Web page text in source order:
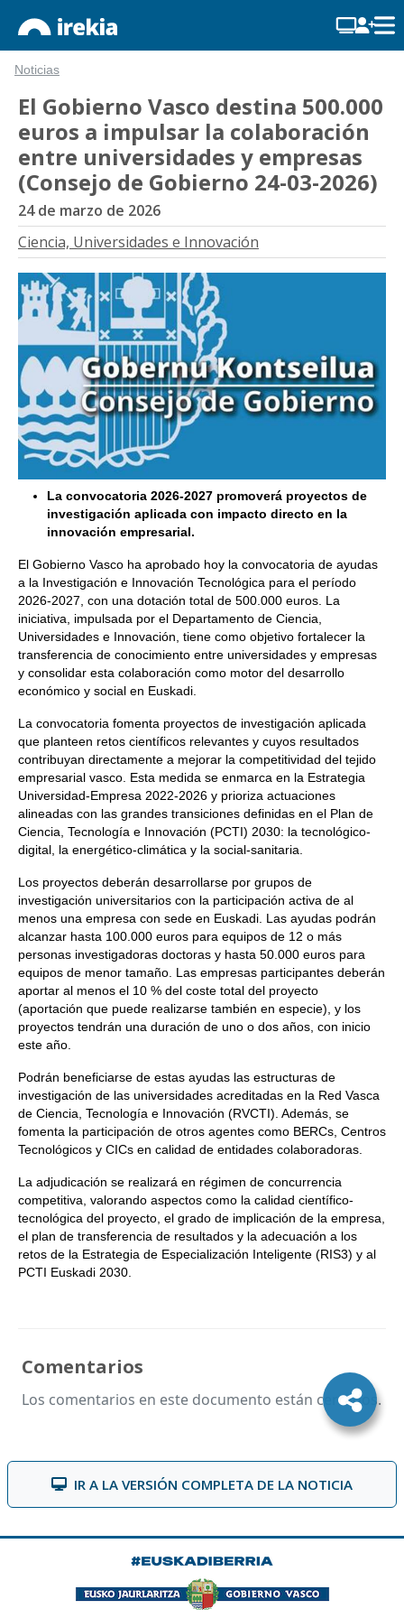
Noticias
El Gobierno Vasco destina 500.000
euros a impulsar la colaboración
entre universidades y empresas
(Consejo de Gobierno 24-03-2026)
24 de marzo de 2026
Ciencia, Universidades e Innovación
La convocatoria 2026-2027 promoverá proyectos de
investigación aplicada con impacto directo en la
innovación empresarial.
El Gobierno Vasco ha aprobado hoy la convocatoria de ayudas
a la Investigación e Innovación Tecnológica para el período
2026-2027, con una dotación total de 500.000 euros. La
iniciativa, impulsada por el Departamento de Ciencia,
Universidades e Innovación, tiene como objetivo fortalecer la
transferencia de conocimiento entre universidades y empresas
y consolidar esta colaboración como motor del desarrollo
económico y social en Euskadi.
La convocatoria fomenta proyectos de investigación aplicada
que planteen retos científicos relevantes y cuyos resultados
contribuyan directamente a mejorar la competitividad del tejido
empresarial vasco. Esta medida se enmarca en la Estrategia
Universidad-Empresa 2022-2026 y prioriza actuaciones
alineadas con las grandes transiciones definidas en el Plan de
Ciencia, Tecnología e Innovación (PCTI) 2030: la tecnológico-
digital, la energético-climática y la social-sanitaria.
Los proyectos deberán desarrollarse por grupos de
investigación universitarios con la participación activa de al
menos una empresa con sede en Euskadi. Las ayudas podrán
alcanzar hasta 100.000 euros para equipos de 12 o más
personas investigadoras doctoras y hasta 50.000 euros para
equipos de menor tamaño. Las empresas participantes deberán
aportar al menos el 10 % del coste total del proyecto
(aportación que puede realizarse también en especie), y los
proyectos tendrán una duración de uno o dos años, con inicio
este año.
Podrán beneficiarse de estas ayudas las estructuras de
investigación de las universidades acreditadas en la Red Vasca
de Ciencia, Tecnología e Innovación (RVCTI). Además, se
fomenta la participación de otros agentes como BERCs, Centros
Tecnológicos y CICs en calidad de entidades colaboradoras.
La adjudicación se realizará en régimen de concurrencia
competitiva, valorando aspectos como la calidad científico-
tecnológica del proyecto, el grado de implicación de la empresa,
el plan de transferencia de resultados y la adecuación a los
retos de la Estrategia de Especialización Inteligente (RIS3) y al
PCTI Euskadi 2030.
Comentarios
Los comentarios en este documento están cerrados.
IR A LA VERSIÓN COMPLETA DE LA NOTICIA